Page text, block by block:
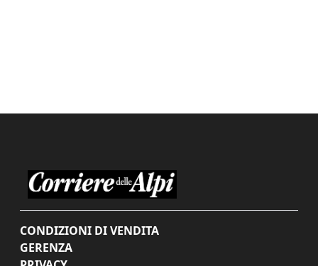
CONDIZIONI DI VENDITA
GERENZA